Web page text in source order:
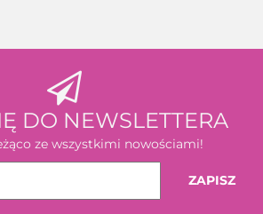
DO NEWSLETTERA
ze wszystkimi nowościami!